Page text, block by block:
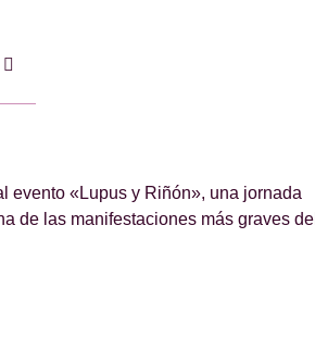
evento «Lupus y Riñón», una jornada
de las manifestaciones más graves del